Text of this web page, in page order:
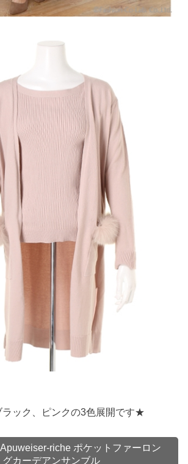
ラック、ピンクの3色展開です★
Apuweiser-riche ポケットファーロン
グカーデアンサンブル